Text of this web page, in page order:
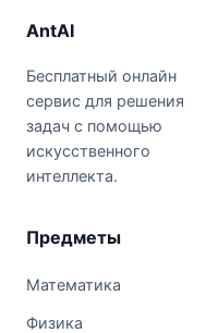
AntAI
Бесплатный онлайн
сервис для решения
задач с помощью
искусственного
интеллекта.
Предметы
Математика
Физика